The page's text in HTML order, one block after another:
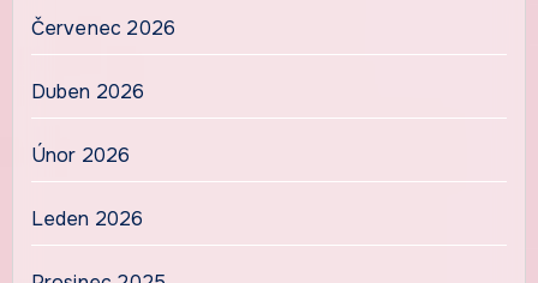
Červenec 2026
Duben 2026
Únor 2026
Leden 2026